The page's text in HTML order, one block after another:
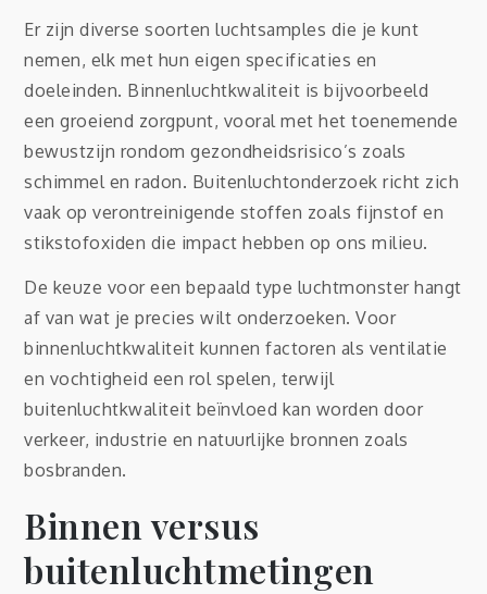
Er zijn diverse soorten luchtsamples die je kunt
nemen, elk met hun eigen specificaties en
doeleinden. Binnenluchtkwaliteit is bijvoorbeeld
een groeiend zorgpunt, vooral met het toenemende
bewustzijn rondom gezondheidsrisico’s zoals
schimmel en radon. Buitenluchtonderzoek richt zich
vaak op verontreinigende stoffen zoals fijnstof en
stikstofoxiden die impact hebben op ons milieu.
De keuze voor een bepaald type luchtmonster hangt
af van wat je precies wilt onderzoeken. Voor
binnenluchtkwaliteit kunnen factoren als ventilatie
en vochtigheid een rol spelen, terwijl
buitenluchtkwaliteit beïnvloed kan worden door
verkeer, industrie en natuurlijke bronnen zoals
bosbranden.
Binnen versus
buitenluchtmetingen